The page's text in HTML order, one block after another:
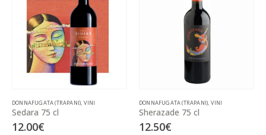
DONNAFUGATA (TRAPANI), VINI
Sedara 75 cl
12.00€
DONNAFUGATA (TRAPANI), VINI
Sherazade 75 cl
12.50€